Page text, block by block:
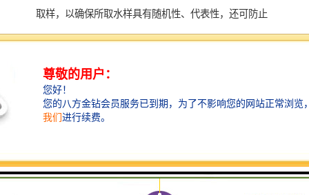
取样，以确保所取水样具有随机性、代表性，还可防止
水样被人为污染，以保证检测结果的准确性。